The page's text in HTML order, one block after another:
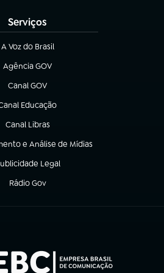
Serviços
A Voz do Brasil
(abre em nova aba)
Agência GOV
(abre em nova aba)
Canal GOV
(abre em nova aba)
Educação
em nova aba)
Canal Libras
(abre em nova aba)
e Análise de Mídias
aba)
Legal
em nova aba)
Rádio Gov
(abre em nova aba)